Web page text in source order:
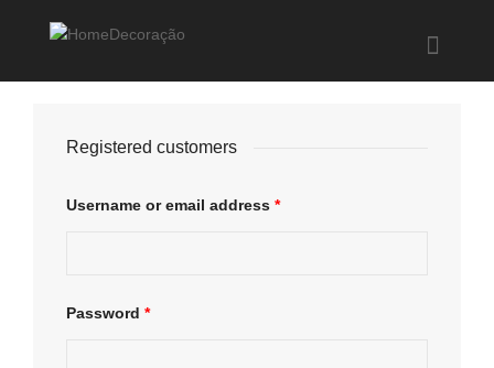
Help me Dante! I'm looking for new
items, from the brand
Registered customers
Username or email address *
Password *